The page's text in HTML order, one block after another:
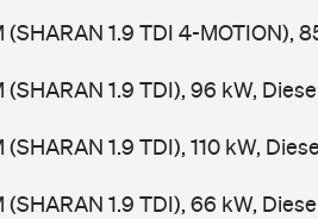
(SHARAN 1.9 TDI 4-MOTION),
(SHARAN 1.9 TDI), 96 kW,
(SHARAN 1.9 TDI), 110 kW,
(SHARAN 1.9 TDI), 66 kW,